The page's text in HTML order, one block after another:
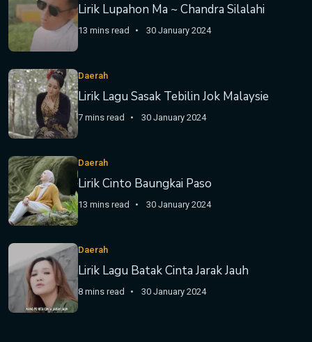
Lirik Lupahon Ma ~ Chandra Silalahi
13 mins read 30 January 2024
Daerah
Lirik Lagu Sasak Tebilin Jok Malaysie
7 mins read 30 January 2024
Daerah
Lirik Cinto Baungkai Paso
13 mins read 30 January 2024
Daerah
Lirik Lagu Batak Cinta Jarak Jauh
8 mins read 30 January 2024